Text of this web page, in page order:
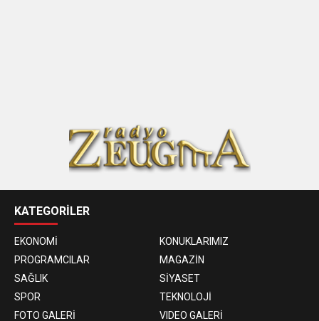
KATEGORİLER
EKONOMİ
KONUKLARIMIZ
PROGRAMCILAR
MAGAZİN
SAĞLIK
SİYASET
SPOR
TEKNOLOJİ
FOTO GALERİ
VIDEO GALERİ